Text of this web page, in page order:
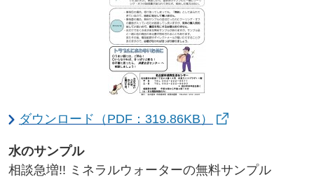
ダウンロード（PDF：319.86KB）
水のサンプル
相談急増!! ミネラルウォーターの無料サンプル